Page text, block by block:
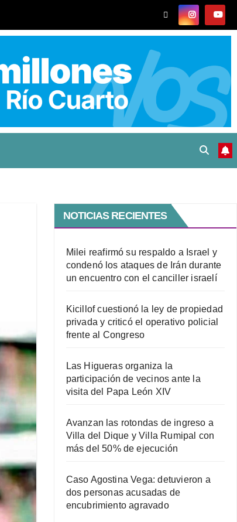
NOTICIAS RECIENTES
Milei reafirmó su respaldo a Israel y
condenó los ataques de Irán durante
un encuentro con el canciller israelí
Kicillof cuestionó la ley de propiedad
privada y criticó el operativo policial
frente al Congreso
Las Higueras organiza la
participación de vecinos ante la
visita del Papa León XIV
Avanzan las rotondas de ingreso a
Villa del Dique y Villa Rumipal con
más del 50% de ejecución
Caso Agostina Vega: detuvieron a
dos personas acusadas de
encubrimiento agravado